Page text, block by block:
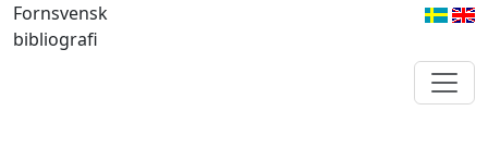
Fornsvensk
bibliografi